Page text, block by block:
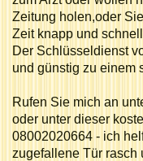
Zeitung holen,oder
Zeit knapp und
Der Schlüsseldienst
und günstig zu einem
Rufen Sie mich an
oder unter dieser
08002020664 - ich
zugefallene Tür rasch